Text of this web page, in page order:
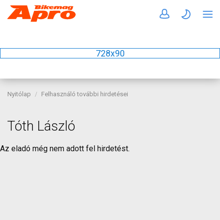
728x90
Nyitólap Felhasználó további hirdetései
Tóth László
Az eladó még nem adott fel hirdetést.